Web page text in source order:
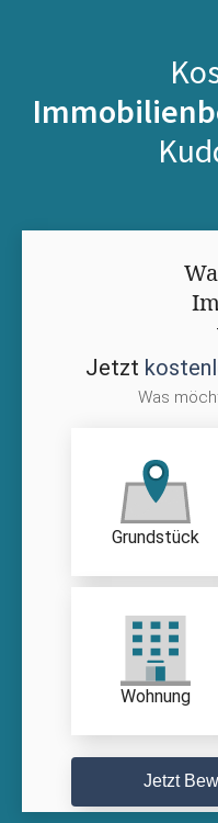
Jetzt
Was
Grundstück
Wohnung
Jetzt